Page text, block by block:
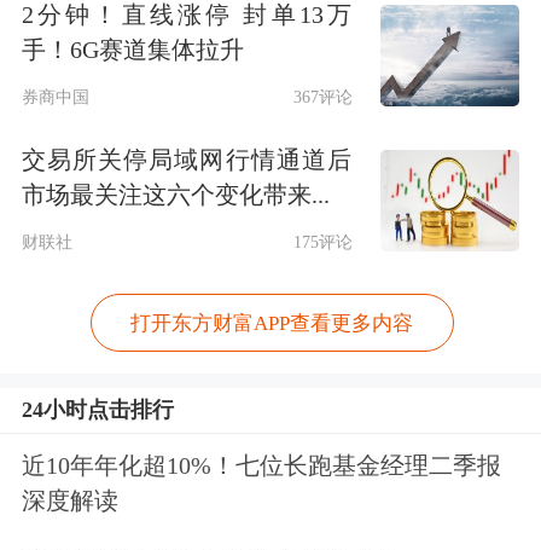
年内第五次搁浅 本轮成品油价不作调
国际金价逼近3700美元大关再创新高
金条金饰携黄金股齐涨
宏观产经
央视新闻：9月9日，国务院举行“高质
会，介绍“十四五”时期大力推进
业化，巩固壮大实体经济根基有关情
2分钟！直线涨停 封单13万
手！6G赛道集体拉升
券商中国 367评论
交易所关停局域网行情通道后
市场最关注这六个变化带来...
财联社 175评论
打开东方财富APP查看更多内容
24小时点击排行
近10年年化超10%！七位长跑基金经理二季报
深度解读